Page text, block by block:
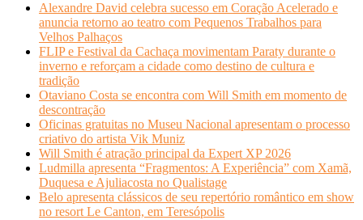
Alexandre David celebra sucesso em Coração Acelerado e
anuncia retorno ao teatro com Pequenos Trabalhos para
Velhos Palhaços
FLIP e Festival da Cachaça movimentam Paraty durante o
inverno e reforçam a cidade como destino de cultura e
tradição
Otaviano Costa se encontra com Will Smith em momento de
descontração
Oficinas gratuitas no Museu Nacional apresentam o processo
criativo do artista Vik Muniz
Will Smith é atração principal da Expert XP 2026
Ludmilla apresenta “Fragmentos: A Experiência” com Xamã,
Duquesa e Ajuliacosta no Qualistage
Belo apresenta clássicos de seu repertório romântico em show
no resort Le Canton, em Teresópolis